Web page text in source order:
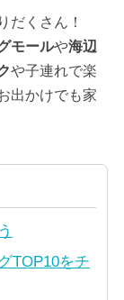
だくさん！
モールや海辺
や子連れで楽
出かけでも家
TOP10をチ